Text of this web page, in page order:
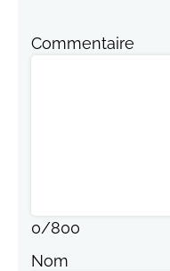
Commentaire
0/800
Nom